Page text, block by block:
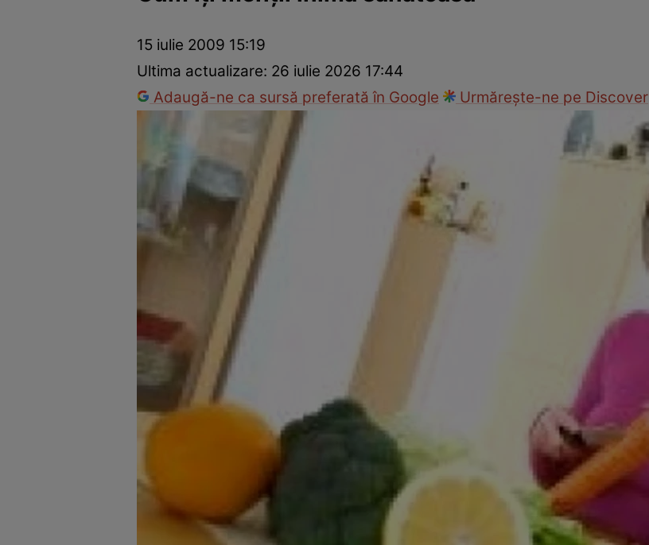
Prevenție și tratamentRemedii naturiste
15 iulie 2009 15:19
Ultima actualizare: 26 iulie 2026 17:44
Adaugă-ne ca sursă preferată în Google
Urmărește-ne pe Discover